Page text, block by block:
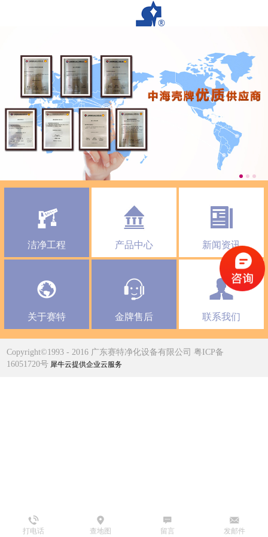
洁净工程 产品中心 新闻资讯
关于赛特 金牌售后 联系我们
Copyright©1993 - 2016 广东赛特净化设备有限公司 粤ICP备
16051720号 犀牛云提供企业云服务
打电话 查地图 发邮件
留言